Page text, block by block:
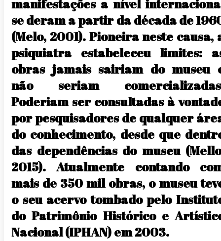
manifestações a nível
se deram a partir da década de
(Melo, 2001). Pioneira neste causa,
psiquiatra estabeleceu limites:
obras jamais sairiam do museu
não seriam
Poderiam ser consultadas à
por pesquisadores de qualquer
do conhecimento, desde que
das dependências do museu
2015). Atualmente contando
mais de 350 mil obras, o museu
o seu acervo tombado pelo
do Patrimônio Histórico e
Nacional (IPHAN) em 2003.